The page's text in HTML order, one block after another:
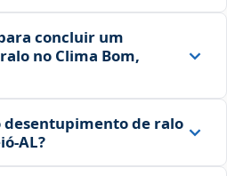
concluir um
no Clima Bom,
desentupimento de ralo